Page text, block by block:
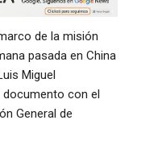
de la misión
pasada en China
Miguel
documento con el
General de